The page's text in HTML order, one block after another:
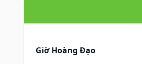
Giờ Hoàng Đạo